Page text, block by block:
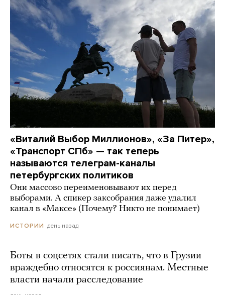
«Виталий Выбор Миллионов», «За Питер»,
«Транспорт СПб» — так теперь
называются телеграм-каналы
петербургских политиков
Они массово переименовывают их перед
выборами. А спикер заксобрания даже удалил
канал в «Максе» (Почему? Никто не понимает)
ИСТОРИИ день назад
Боты в соцсетях стали писать, что в Грузии
враждебно относятся к россиянам. Местные
власти начали расследование